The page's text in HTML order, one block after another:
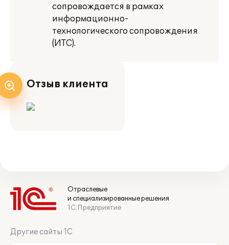
сопровождается в рамках
информационно-
технологического сопровождения
(ИТС).
Отзыв клиента
Отраслевые
и специализированные решения
1С:Предприятие
Другие сайты 1С